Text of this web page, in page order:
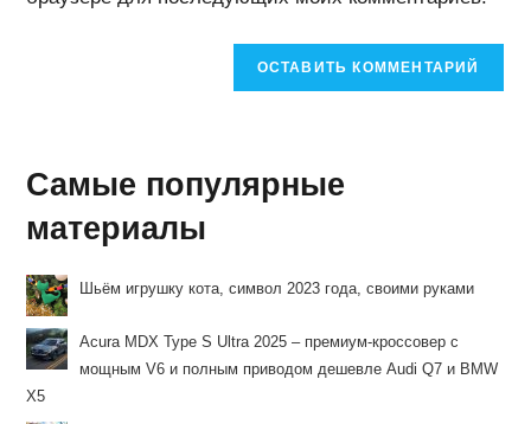
Самые популярные
материалы
Шьём игрушку кота, символ 2023 года, своими руками
Acura MDX Type S Ultra 2025 – премиум-кроссовер с
мощным V6 и полным приводом дешевле Audi Q7 и BMW
X5